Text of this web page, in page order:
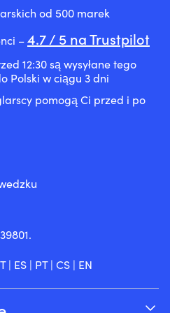
od 500 marek
–4.7 / 5 na Trustpilot
12:30 są wysyłane tego
Polski w ciągu 3 dni
pomogą Ci przed i po
| ES | PT| CS | EN